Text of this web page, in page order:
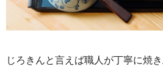
じろきんと言えば職人が丁寧に焼